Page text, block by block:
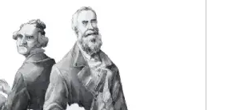
Düngemittel- so nie möglich
Guano, über Habers Verfahren
bis zur Gewinnung von
am Deutschen Zentrum für
Aber es ist nicht nur Wissenschaft,
wir uns fragen wie wir zur Natur und
Kulturschaffende wie Beuys hatten